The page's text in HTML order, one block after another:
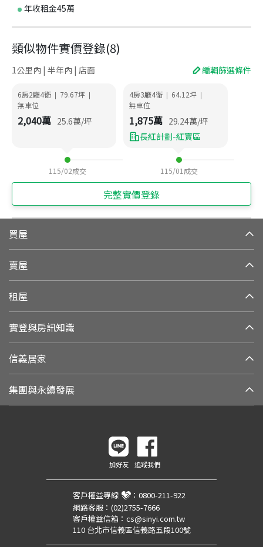
年收租金45萬
類似物件實價登錄(8)
1公里內 | 半年內 | 店面 編輯篩選條件
6房2廳4衛 | 79.67坪 |
無車位
2,040萬 25.6萬/坪
115/02成交
4房3廳4衛 | 64.12坪 |
無車位
1,875萬 29.24萬/坪
長紅計劃-紅寶區
115/01 成交
完整實價登錄
買屋
賣屋
租屋
實登與房訊知識
信義居家
集團與永續發展
加好友 追蹤我們
客戶權益專線 ： 0800-211-922
網路客服： (02)2755-7666
客戶權益信箱： cs@sinyi.com.tw
110 台北市信義區信義路五段100號